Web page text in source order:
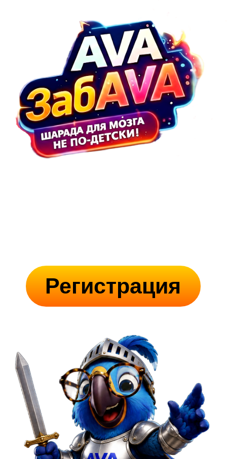
Тема вечера -
Средневековье!